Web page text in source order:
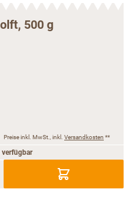
500 g
Preise inkl. MwSt., inkl. Versandkosten **
verfügbar